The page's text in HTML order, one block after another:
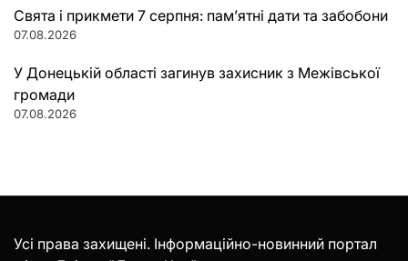
Свята і прикмети 7 серпня: пам’ятні дати та забобони
07.08.2026
У Донецькій області загинув захисник з Межівської
громади
07.08.2026
Усі права захищені. Інформаційно-новинний портал